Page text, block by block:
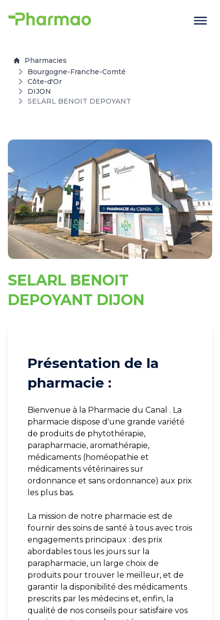
Pharmacies
Bourgogne-Franche-Comté
Côte-d'Or
DIJON
SELARL BENOIT DEPOYANT
SELARL BENOIT
DEPOYANT DIJON
Présentation de la
pharmacie :
Bienvenue à la Pharmacie du Canal . La
pharmacie dispose d'une grande variété
de produits de phytothérapie,
parapharmacie, aromathérapie,
médicaments (homéopathie et
médicaments vétérinaires sur
ordonnance et sans ordonnance) aux prix
les plus bas.
La mission de notre pharmacie est de
fournir des soins de santé à tous avec trois
engagements principaux : des prix
abordables tous les jours sur la
parapharmacie, un large choix de
produits pour trouver le meilleur, et de
garantir la disponibilité des médicaments
prescrits par les médecins et, enfin, la
qualité de nos conseils pour satisfaire vos